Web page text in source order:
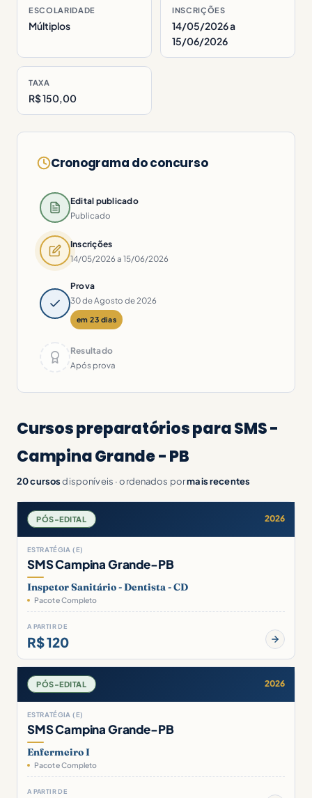
ESCOLARIDADE
Múltiplos
INSCRIÇÕES
14/05/2026 a
15/06/2026
TAXA
R$ 150,00
Cronograma do concurso
Edital publicado
Publicado
Inscrições
14/05/2026 a 15/06/2026
Prova
30 de Agosto de 2026
em 23 dias
Resultado
Após prova
Cursos preparatórios para SMS -
Campina Grande - PB
20 cursosdisponíveis · ordenados pormais recentes
PÓS-EDITAL 2026
ESTRATÉGIA (E)
SMS Campina Grande-PB
Inspetor Sanitário - Dentista - CD
Pacote Completo
A PARTIR DE
R$ 120
PÓS-EDITAL 2026
ESTRATÉGIA (E)
SMS Campina Grande-PB
Enfermeiro I
Pacote Completo
A PARTIR DE